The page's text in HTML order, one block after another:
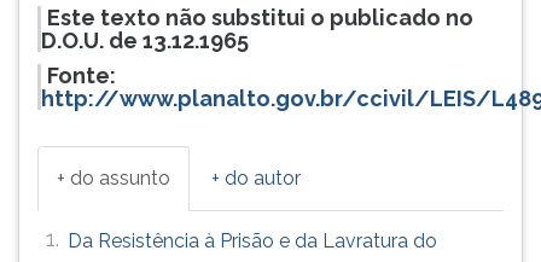
Este texto não substitui o publicado no
D.O.U. de 13.12.1965
Fonte:
http://www.planalto.gov.br/ccivil/LEIS/
+ do assunto + do autor
1. Da Resistência à Prisão e da Lavratura do